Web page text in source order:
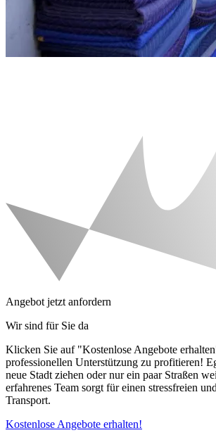
Angebot jetzt anfordern
Wir sind für Sie da
Klicken Sie auf "Kostenlose Angebote
professionellen Unterstützung zu profitieren!
neue Stadt ziehen oder nur ein paar Straßen
erfahrenes Team sorgt für einen stressfreien
Transport.
Kostenlose Angebote erhalten!